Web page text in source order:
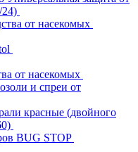
от насекомых
от насекомых
и спреи от
красные (двойного
BUG STOP